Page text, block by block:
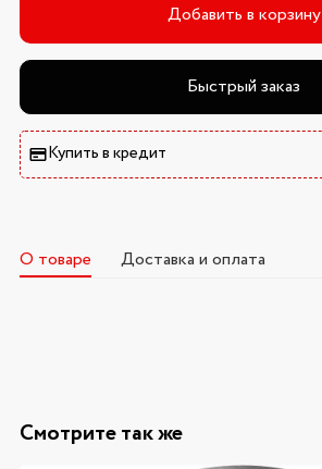
Добавить в корзину
Быстрый заказ
Купить в кредит
О товаре Доставка и оплата
Смотрите так же